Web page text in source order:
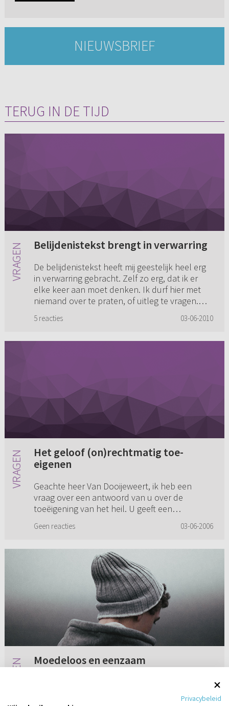
NIEUWSBRIEF
TERUG IN DE TIJD
Belijdenistekst brengt in verwarring
De belijdenistekst heeft mij geestelijk heel erg
in verwarring gebracht. Zelf zo erg, dat ik er
elke keer aan moet denken. Ik durf hier met
niemand over te praten, of uitleg te vragen.
5 reacties 03-06-2010
Het geloof (on)rechtmatig toe-
eigenen
Geachte heer Van Dooijeweert, ik heb een
vraag over een antwoord van u over de
toeëigening van het heil. U geeft een
en als je je hand ophoudt, ontvang j...
Geen reacties 03-06-2006
Moedeloos en eenzaam
eenzaam. Er zijn best veel dingen in mijn leven
Privacybeleid